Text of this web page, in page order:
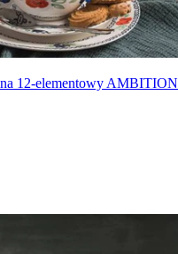
12-elementowy AMBITION